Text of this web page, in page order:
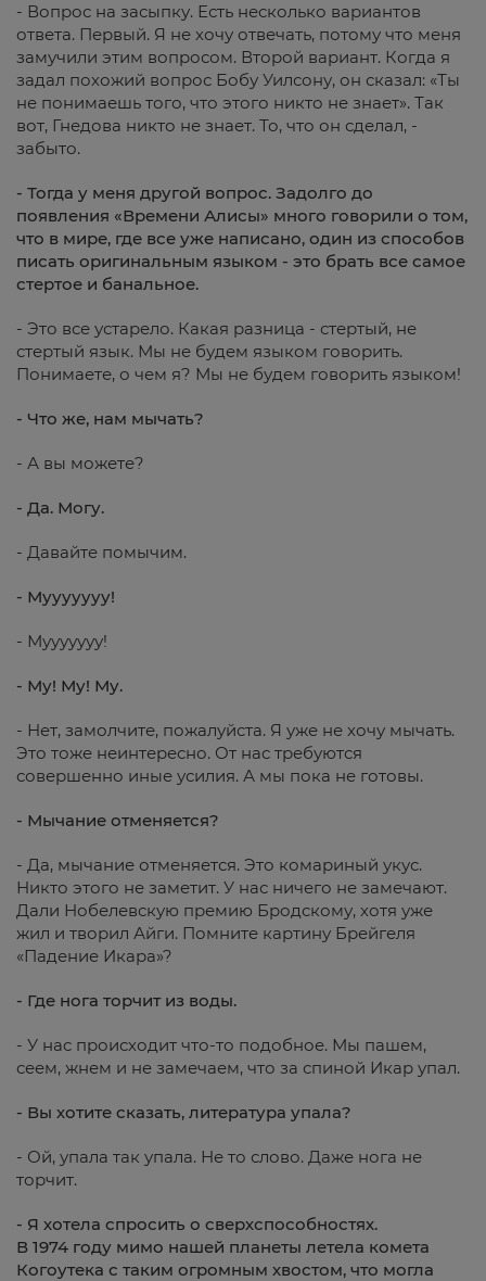
- Вопрос на засыпку. Есть несколько вариантов
ответа. Первый. Я не хочу отвечать, потому что меня
замучили этим вопросом. Второй вариант. Когда я
задал похожий вопрос Бобу Уилсону, он сказал: «Ты
не понимаешь того, что этого никто не знает». Так
вот, Гнедова никто не знает. То, что он сделал, -
забыто.
- Тогда у меня другой вопрос. Задолго до
появления «Времени Алисы» много говорили о том,
что в мире, где все уже написано, один из способов
писать оригинальным языком - это брать все самое
стертое и банальное.
- Это все устарело. Какая разница - стертый, не
стертый язык. Мы не будем языком говорить.
Понимаете, о чем я? Мы не будем говорить языком!
- Что же, нам мычать?
- А вы можете?
- Да. Могу.
- Давайте помычим.
- Мууууууу!
- Мууууууу!
- Му! Му! Му.
- Нет, замолчите, пожалуйста. Я уже не хочу мычать.
Это тоже неинтересно. От нас требуются
совершенно иные усилия. А мы пока не готовы.
- Мычание отменяется?
- Да, мычание отменяется. Это комариный укус.
Никто этого не заметит. У нас ничего не замечают.
Дали Нобелевскую премию Бродскому, хотя уже
жил и творил Айги. Помните картину Брейгеля
«Падение Икара»?
- Где нога торчит из воды.
- У нас происходит что-то подобное. Мы пашем,
сеем, жнем и не замечаем, что за спиной Икар упал.
- Вы хотите сказать, литература упала?
- Ой, упала так упала. Не то слово. Даже нога не
торчит.
- Я хотела спросить о сверхспособностях.
В 1974 году мимо нашей планеты летела комета
Когоутека с таким огромным хвостом, что могла